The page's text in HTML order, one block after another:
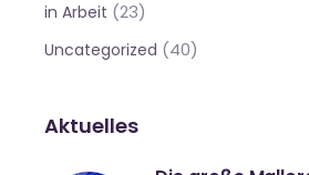
in Arbeit (23)
Uncategorized (40)
Aktuelles